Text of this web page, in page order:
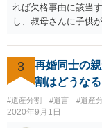
れば欠格事由に該当
し、叔母さんに子供
3
再婚同士の
割はどうなる
#遺産分割 #遺言 #遺産
2020年9月1日